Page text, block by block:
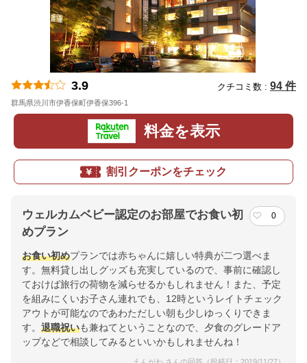
3.9 クチコミ数 : 94 件
群馬県渋川市伊香保町伊香保396-1
料金を表示
割引クーポンをチェック
ウェルカムベビー認定のお部屋でお食い初
めプラン
0
お食い初めプランでは赤ちゃんに嬉しい特典が二つ選べま
す。無料貸し出しグッズも充実しているので、事前に確認し
ておけば旅行の荷物を減らせるかもしれません！また、予定
を組みにくいお子さん連れでも、12時というレイトチェック
アウトが可能なのであわただしい朝も少しゆっくりできま
す。 退職祝いも兼ねてということなので、夕食のグレードア
ップなどで相談してみるといいかもしれませんね！